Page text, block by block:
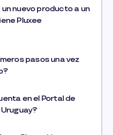
nuevo producto a un
Pluxee
pasos una vez
en el Portal de